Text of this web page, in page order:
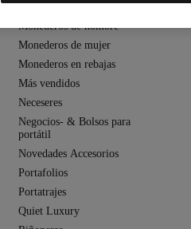
Monederos
Monederos de hombre
Monederos de mujer
Monederos en rebajas
Más vendidos
Neceseres
Negocios- & Bolsos para
portátil
Novedades Accesorios
Portafolios
Portatrajes
Quiet Luxury